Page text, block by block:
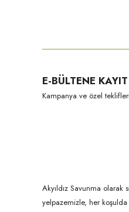
Ürün açıklamasında
Ürün bilgilerinde
E-BÜLTENE
Kampanya ve özel
Akyıldız Savunma olarak
yelpazemizle, her